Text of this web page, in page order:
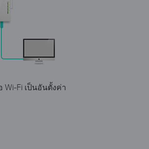
Fi เป็นอันตั้งค่า